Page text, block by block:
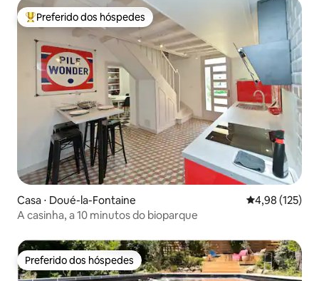
Entre os melhores preferidos dos hóspedes
Preferido dos hóspedes
Casa ⋅ Doué-la-Fontaine 4,98 de uma
4,98 (125)
A casinha, a 10 minutos do bioparque
Preferido dos hóspedes
Preferido dos hóspedes